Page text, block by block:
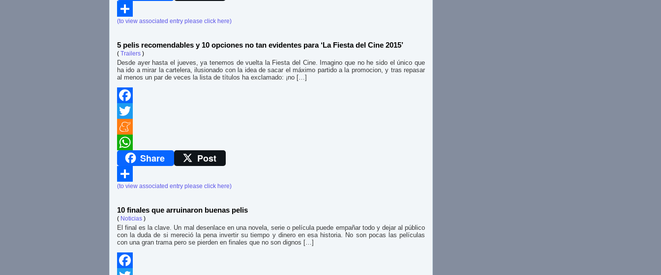
Compartir
(to view associated entry please click here)
5 pelis recomendables y 10 opciones no tan evidentes para ‘La Fiesta del Cine 2015’
( Trailers )
Desde ayer hasta el jueves, ya tenemos de vuelta la Fiesta del Cine. Imagino que no he sido el único que
ha ido a mirar la cartelera, ilusionado con la idea de sacar el máximo partido a la promocion, y tras repasar
al menos un par de veces la lista de títulos ha exclamado: ¡no […]
Facebook
Twitter
Meneame
WhatsAppShare Post
Compartir
(to view associated entry please click here)
10 finales que arruinaron buenas pelis
( Noticias )
El final es la clave. Un mal desenlace en una novela, serie o película puede empañar todo y dejar al público
con la duda de si mereció la pena invertir su tiempo y dinero en esa historia. No son pocas las películas
con una gran trama pero se pierden en finales que no son dignos […]